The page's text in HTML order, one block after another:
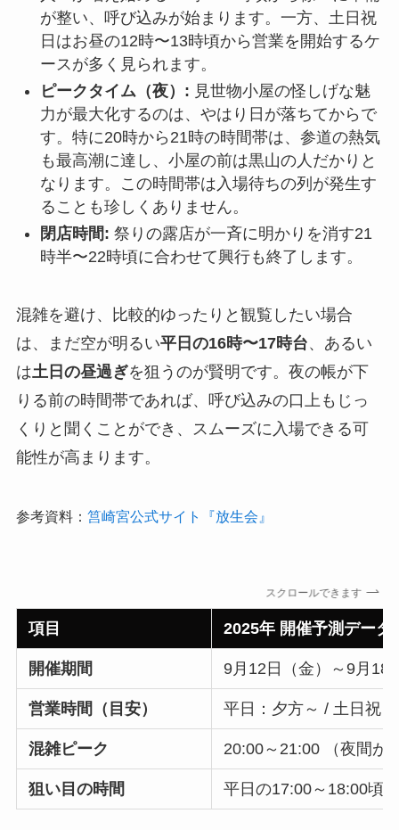
が整い、呼び込みが始まります。一方、土日祝
日はお昼の12時〜13時頃から営業を開始するケ
ースが多く見られます。
ピークタイム（夜）: 見世物小屋の怪しげな魅
力が最大化するのは、やはり日が落ちてからで
す。特に20時から21時の時間帯は、参道の熱気
も最高潮に達し、小屋の前は黒山の人だかりと
なります。この時間帯は入場待ちの列が発生す
ることも珍しくありません。
閉店時間: 祭りの露店が一斉に明かりを消す21
時半〜22時頃に合わせて興行も終了します。
混雑を避け、比較的ゆったりと観覧したい場合
は、まだ空が明るい平日の16時〜17時台、あるい
は土日の昼過ぎを狙うのが賢明です。夜の帳が下
りる前の時間帯であれば、呼び込みの口上もじっ
くりと聞くことができ、スムーズに入場できる可
能性が高まります。
参考資料： 筥崎宮公式サイト『放生会』
スクロールできます
項目 2025年 開催予測データ
開催期間 9月12日（金）～9月
営業時間（目安） 平日：夕方～ / 土日祝
混雑ピーク 20:00～21:00 （夜間が
狙い目の時間 平日の17:00～18:00頃